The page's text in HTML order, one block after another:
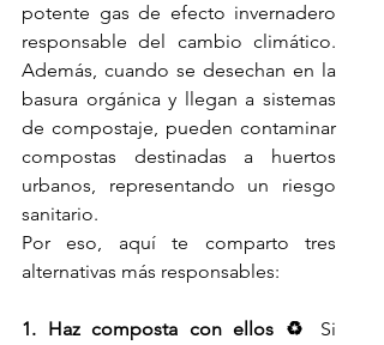
potente gas de efecto invernadero
responsable del cambio climático.
Además, cuando se desechan en la
basura orgánica y llegan a sistemas
de compostaje, pueden contaminar
compostas destinadas a huertos
urbanos, representando un riesgo
sanitario.
Por eso, aquí te comparto tres
alternativas más responsables:
1. Haz composta con ellos ♻️ Si